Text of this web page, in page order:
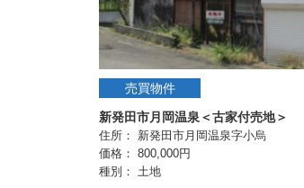
売買物件
新発田市月岡温泉＜古家付売地＞
住所： 新発田市月岡温泉字小烏
価格： 800,000円
種別： 土地